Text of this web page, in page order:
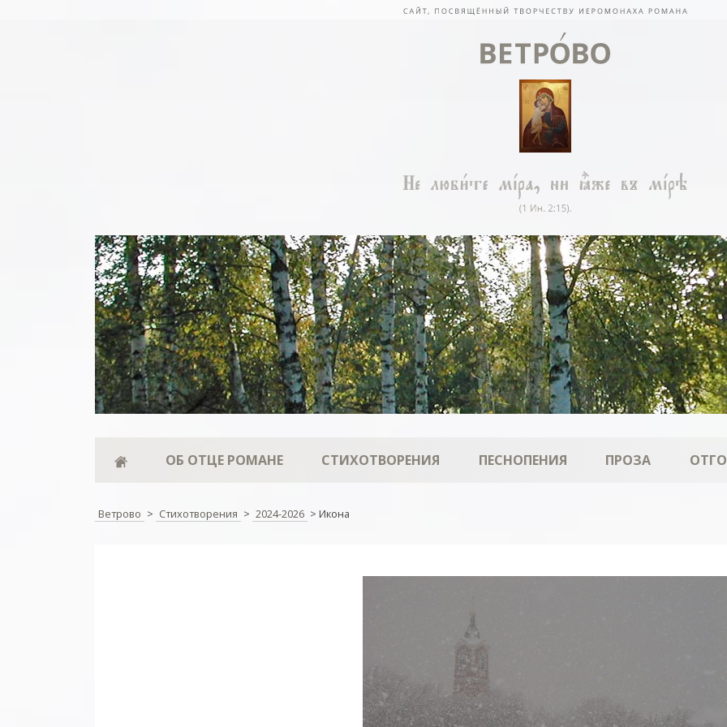
ОБ ОТЦЕ РОМАНЕ СТИХОТВОРЕНИЯ ПЕСНОПЕНИЯ ПРОЗА
Ветрово > Стихотворения > 2024-2026 > Икона